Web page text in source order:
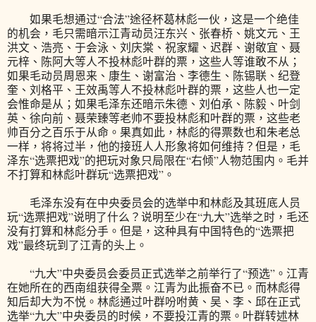
如果毛想通过“合法”途径杯葛林彪一伙，这是一个绝佳
的机会，毛只需暗示江青动员汪东兴、张春桥、姚文元、王
洪文、浩亮、于会泳、刘庆棠、祝家耀、迟群、谢敬宜、聂
元梓、陈阿大等人不投林彪叶群的票，这些人等谁敢不从；
如果毛动员周恩来、康生、谢富治、李德生、陈锡联、纪登
奎、刘格平、王效禹等人不投林彪叶群的票，这些人也一定
会惟命是从；如果毛泽东还暗示朱德、刘伯承、陈毅、叶剑
英、徐向前、聂荣臻等老帅不要投林彪和叶群的票，这些老
帅百分之百乐于从命。果真如此，林彪的得票数也和朱老总
一样，将将过半，他的接班人人形象将如何维持？但是，毛
泽东“选票把戏”的把玩对象只局限在“右倾”人物范围内。毛并
不打算和林彪叶群玩“选票把戏”。
毛泽东没有在中央委员会的选举中和林彪及其班底人员
玩“选票把戏”说明了什么？说明至少在“九大”选举之时，毛还
没有打算和林彪分手。但是，这种具有中国特色的“选票把
戏”最终玩到了江青的头上。
“九大”中央委员会委员正式选举之前举行了“预选”。江青
在她所在的西南组获得全票。江青为此振奋不已。而林彪得
知后却大为不悦。林彪通过叶群吩咐黄、吴、李、邱在正式
选举“九大”中央委员的时候，不要投江青的票。叶群转述林